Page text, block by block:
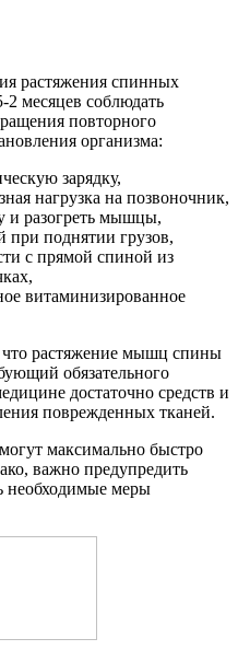
растяжения спинных
месяцев соблюдать
повторного
организма:
зарядку,
нагрузка на позвоночник,
и разогреть мышцы,
при поднятии грузов,
с прямой спиной из
витаминизированное
что растяжение мышц спины
обязательного
достаточно средств и
поврежденных тканей.
максимально быстро
важно предупредить
необходимые меры